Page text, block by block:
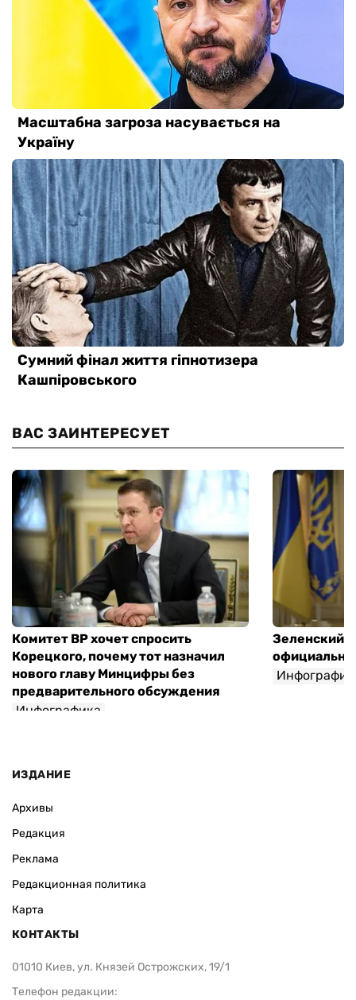
ВАС ЗАИНТЕРЕСУЕТ
Комитет ВР хочет спросить
Корецкого, почему тот назначил
нового главу Минцифры без
предварительного обсуждения
Инфографика
Зеленский
ИЗДАНИЕ
Архивы
Редакция
Реклама
Редакционная политика
Карта
КОНТАКТЫ
01010 Киев, ул. Князей Острожских, 19/1
Телефон редакции: